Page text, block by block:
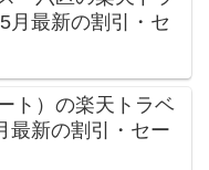
月最新の割引・セ
ト）の楽天トラベ
最新の割引・セー